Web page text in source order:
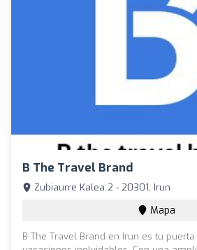
B The Travel Brand
Zubiaurre Kalea 2 - 20301, Irun
Mapa
B The Travel Brand en Irun es tu